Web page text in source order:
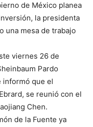
de México planea
la presidenta
una mesa de trabajo
viernes 26 de
Pardo
informó que el
se reunió con el
Chen.
de la Fuente ya